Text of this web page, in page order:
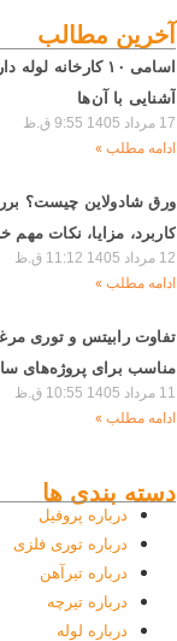
آخرین مطالب
اسامی ۱۰ کارخانه
آشنایی با آن‌ها
17 مرداد 1405
9:55 ق.ظ
ادامه مطلب »
ورق شادولاین چیست؟
کاربرد، مزایا، نکات مهم
12 مرداد 1405
11:12 ق.ظ
ادامه مطلب »
تفاوت رابیتس و توری
مناسب برای پروژه‌های
11 مرداد 1405
10:55 ق.ظ
ادامه مطلب »
دسته بندی ها
درباره پروفیل
درباره توری فلزی
درباره تیر‌آهن
درباره تیرچه
درباره لوله